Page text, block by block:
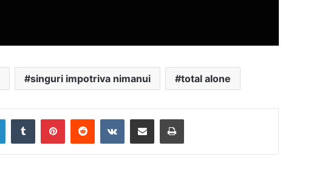
singuri impotriva nimanui total alone
LinkedInTumblrPinterestRedditVKontakte
Distribuie prin mail Tipărește